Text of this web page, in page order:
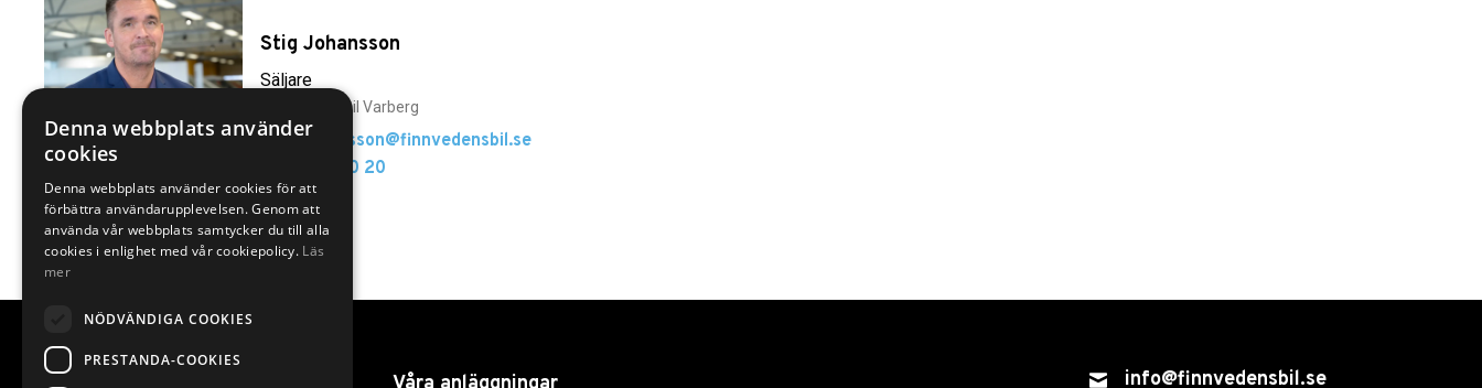
Stig Johansson
Säljare
Finnvedens Bil Varberg
Stig.Johansson@finnvedensbil.se
0340-50 40 20
info@finnvedensbil.se
Denna webbplats använder
cookies
Denna webbplats använder cookies för att
förbättra användarupplevelsen. Genom att
använda vår webbplats samtycker du till alla
cookies i enlighet med vår cookiepolicy. Läs
mer
NÖDVÄNDIGA COOKIES
PRESTANDA-COOKIES